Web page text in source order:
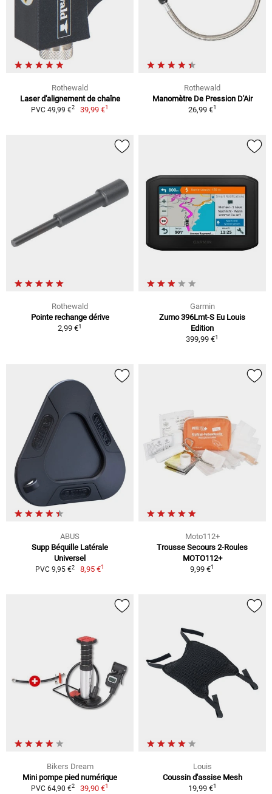
Rothewald
Laser d'alignement de chaîne
PVC 49,99 €2 39,99 €1
Rothewald
Manomètre De Pression D'Air
26,99 €1
Rothewald
Pointe rechange dérive
2,99 €1
Garmin
Zumo 396Lmt-S Eu Louis
Edition
399,99 €1
ABUS
Supp Béquille Latérale
Universel
PVC 9,95 €2 8,95 €1
Moto112+
Trousse Secours 2-Roules
MOTO112+
9,99 €1
Bikers Dream
Mini pompe pied numérique
PVC 64,90 €2 39,90 €1
Louis
Coussin d'assise Mesh
19,99 €1